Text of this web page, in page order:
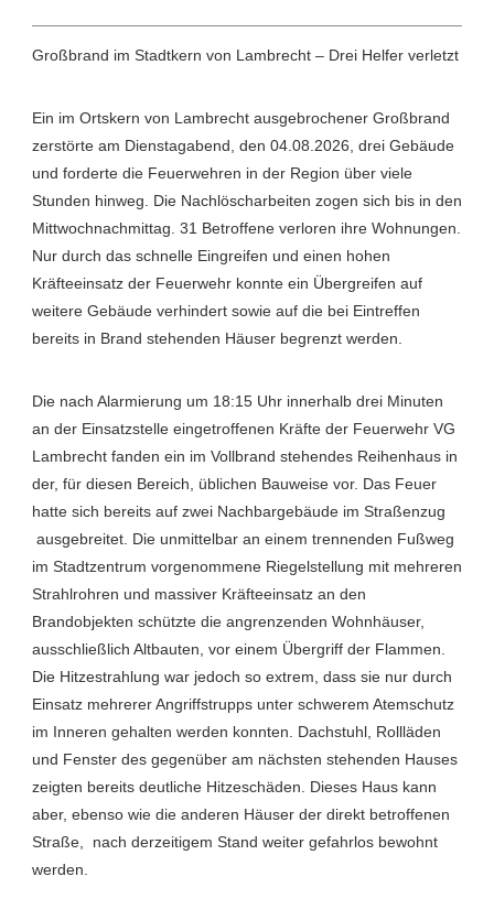
Großbrand im Stadtkern von Lambrecht – Drei Helfer verletzt
Ein im Ortskern von Lambrecht ausgebrochener Großbrand
zerstörte am Dienstagabend, den 04.08.2026, drei Gebäude
und forderte die Feuerwehren in der Region über viele
Stunden hinweg. Die Nachlöscharbeiten zogen sich bis in den
Mittwochnachmittag. 31 Betroffene verloren ihre Wohnungen.
Nur durch das schnelle Eingreifen und einen hohen
Kräfteeinsatz der Feuerwehr konnte ein Übergreifen auf
weitere Gebäude verhindert sowie auf die bei Eintreffen
bereits in Brand stehenden Häuser begrenzt werden.
Die nach Alarmierung um 18:15 Uhr innerhalb drei Minuten
an der Einsatzstelle eingetroffenen Kräfte der Feuerwehr VG
Lambrecht fanden ein im Vollbrand stehendes Reihenhaus in
der, für diesen Bereich, üblichen Bauweise vor. Das Feuer
hatte sich bereits auf zwei Nachbargebäude im Straßenzug
ausgebreitet. Die unmittelbar an einem trennenden Fußweg
im Stadtzentrum vorgenommene Riegelstellung mit mehreren
Strahlrohren und massiver Kräfteeinsatz an den
Brandobjekten schützte die angrenzenden Wohnhäuser,
ausschließlich Altbauten, vor einem Übergriff der Flammen.
Die Hitzestrahlung war jedoch so extrem, dass sie nur durch
Einsatz mehrerer Angriffstrupps unter schwerem Atemschutz
im Inneren gehalten werden konnten. Dachstuhl, Rollläden
und Fenster des gegenüber am nächsten stehenden Hauses
zeigten bereits deutliche Hitzeschäden. Dieses Haus kann
aber, ebenso wie die anderen Häuser der direkt betroffenen
Straße, nach derzeitigem Stand weiter gefahrlos bewohnt
werden.